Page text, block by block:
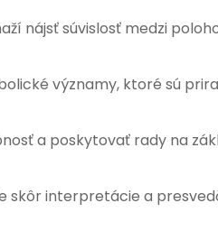
nájsť súvislosť medzi
významy, ktoré sú
a poskytovať rady na
skôr interpretácie a